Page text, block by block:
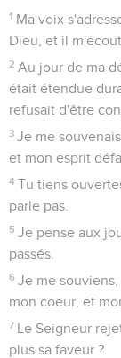
1 Ma voix
Dieu, et il
2 Au jour de ma
était étendue
refusait d'être
3 Je me
et mon esprit
4 Tu tiens
parle pas.
5 Je pense aux
passés.
6 Je me
mon coeur, et
7 Le Seigneur
plus sa faveur ?